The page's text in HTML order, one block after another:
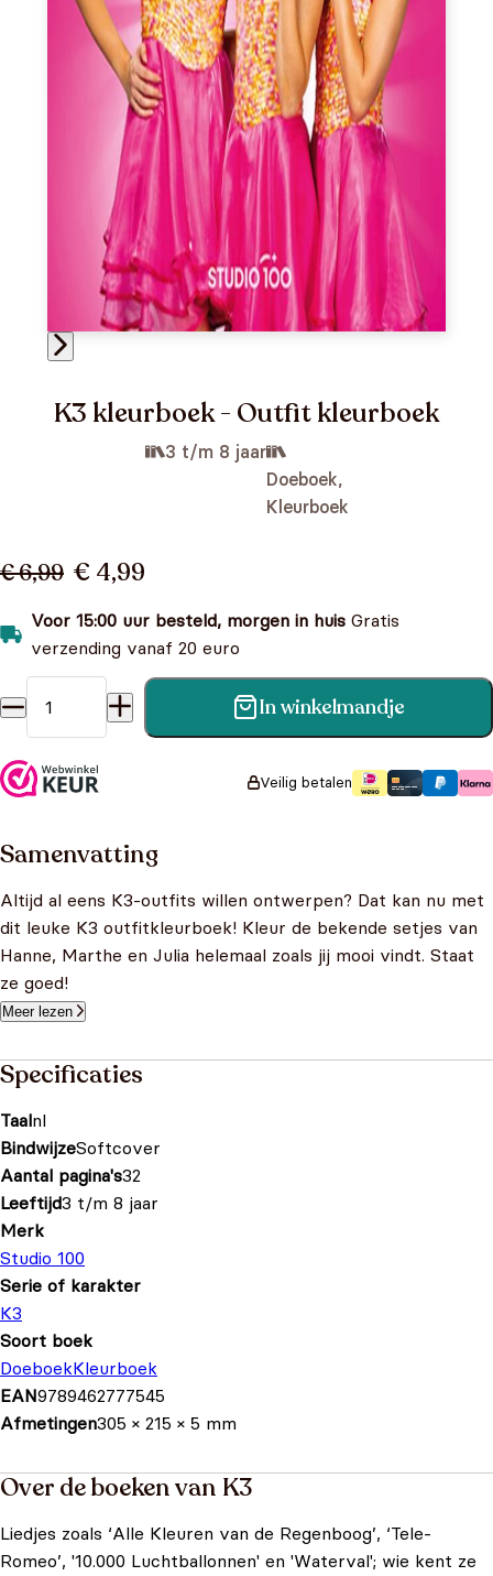
K3 kleurboek - Outfit kleurboek
3 t/m 8 jaar
Doeboek,
Kleurboek
€ 6,99 € 4,99
Voor 15:00 uur besteld, morgen in huis Gratis
verzending vanaf 20 euro
K3 kleurboek - Outfit kleurboek aantalIn winkelmandje
Veilig betalen
Samenvatting
Altijd al eens K3-outfits willen ontwerpen? Dat kan nu met
dit leuke K3 outfitkleurboek! Kleur de bekende setjes van
Hanne, Marthe en Julia helemaal zoals jij mooi vindt. Staat
ze goed!
Meer lezen
Specificaties
Taalnl
BindwijzeSoftcover
Aantal pagina's32
Leeftijd3 t/m 8 jaar
Merk
Studio 100
Serie of karakter
K3
Soort boek
DoeboekKleurboek
EAN9789462777545
Afmetingen305 × 215 × 5 mm
Over de boeken van K3
Liedjes zoals ‘Alle Kleuren van de Regenboog’, ‘Tele-
Romeo’, '10.000 Luchtballonnen' en 'Waterval'; wie kent ze